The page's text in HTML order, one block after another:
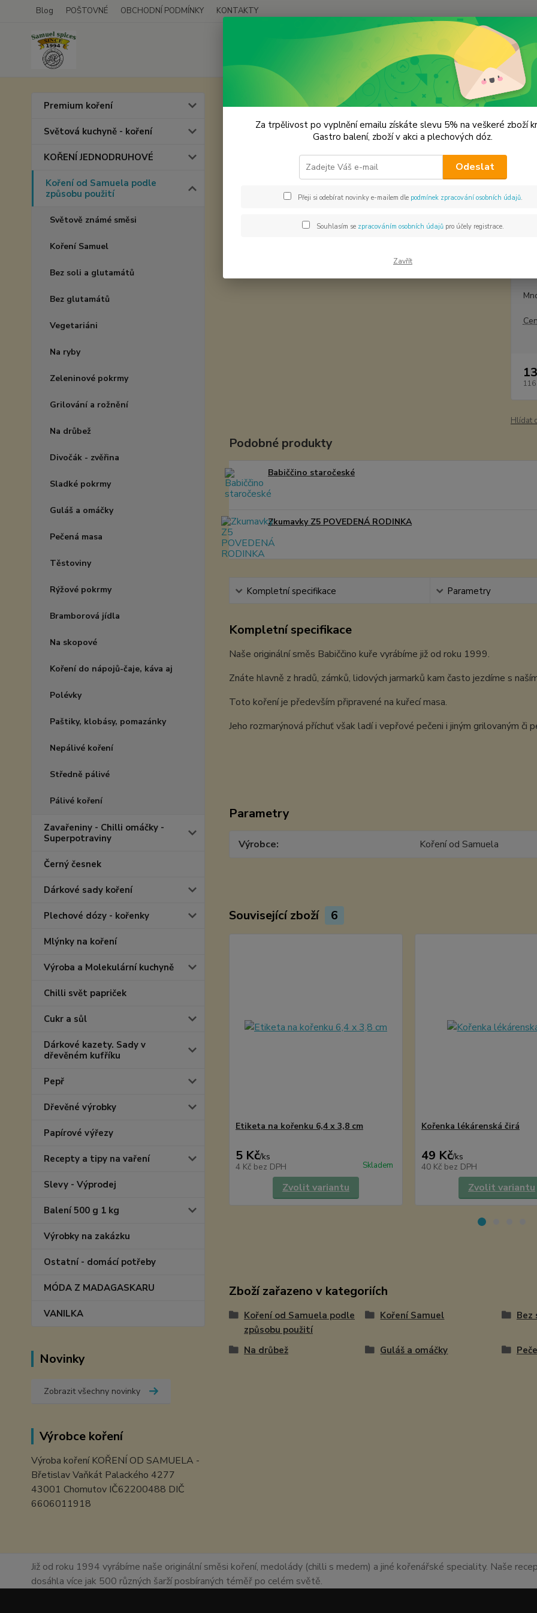
Blog POŠTOVNÉ OBCHODNÍ PODMÍNKY KONTAKTY
Premium koření
Světová kuchyně - koření
KOŘENÍ JEDNODRUHOVÉ
Koření od Samuela podle
způsobu použití
Světově známé směsi
Koření Samuel
Bez soli a glutamátů
Bez glutamátů
Vegetariáni
Na ryby
Zeleninové pokrmy
Grilování a rožnění
Na drůbež
Divočák - zvěřina
Sladké pokrmy
Guláš a omáčky
Pečená masa
Těstoviny
Rýžové pokrmy
Bramborová jídla
Na skopové
Koření do nápojů-čaje, káva aj
Polévky
Paštiky, klobásy, pomazánky
Nepálivé koření
Středně pálivé
Pálivé koření
Zavařeniny - Chilli omáčky -
Superpotraviny
Černý česnek
Dárkové sady koření
Plechové dózy - kořenky
Mlýnky na koření
Výroba a Molekulární kuchyně
Chilli svět papriček
Cukr a sůl
Dárkové kazety. Sady v
dřevěném kufříku
Pepř
Dřevěné výrobky
Papírové výřezy
Recepty a tipy na vaření
Slevy - Výprodej
Balení 500 g 1 kg
Výrobky na zakázku
Ostatní - domácí potřeby
MÓDA Z MADAGASKARU
VANILKA
Novinky
Zobrazit všechny novinky
Výrobce koření
Výroba koření KOŘENÍ OD SAMUELA -
Břetislav Vaňkát Palackého 4277
43001 Chomutov IČ62200488 DIČ
6606011918
Koření od Samuela podle způsobu použití Babiččino kuře
Babiččino kuře
116
Hlídat
Podobné produkty
Babiččino staročeské
Zkumavky Z5 POVEDENÁ RODINKA
Kompletní specifikace Parametry
Kompletní specifikace
Naše originální směs Babiččino kuře vyrábíme již od roku 1999.
Znáte hlavně z hradů, zámků, lidových jarmarků kam často jezdíme s
Toto koření je především připravené na kuřecí masa.
Jeho rozmarýnová příchuť však ladí i vepřové pečeni i jiným grilovaným či
Parametry
Výrobce Koření od Samuela
Související zboží 6
Etiketa na kořenku 6,4 x 3,8 cm
5 Kč/ks
4 Kč bez DPH Skladem
Zvolit variantu
Kořenka lékárenská čirá
49 Kč/ks
40 Kč bez DPH
Zvolit variantu
Zboží zařazeno v kategoriích
Koření od Samuela podle
způsobu použití
Koření Samuel
Na drůbež Guláš a omáčky
Již od roku 1994 vyrábíme naše originální směsi koření, medolády (chilli s medem) a jiné kořenářské speciality. Naše
dosáhla více jak 500 různých šarží posbíraných téměř po celém světě.
Za trpělivost po vyplnění emailu získáte slevu 5% na veškeré zboží
Gastro balení, zboží v akci a plechových dóz.
Odeslat
Přeji si odebírat novinky e-mailem dle podmínek zpracování osobních údajů.
Souhlasím se zpracováním osobních údajůpro účely registrace.
Zavřít